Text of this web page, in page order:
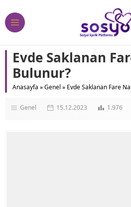
Evde Saklanan
Bulunur?
Anasayfa »Genel » Evde Saklanan Fare
Genel 15.12.2023 1.976